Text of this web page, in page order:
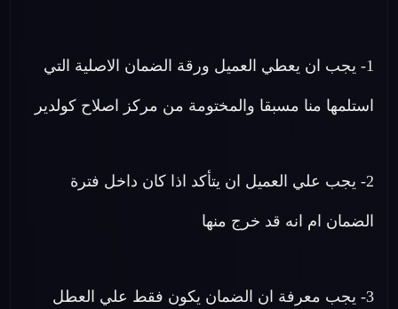
1- يجب ان يعطي العميل ورقة الضمان الاصلية التي
استلمها منا مسبقا والمختومة من مركز اصلاح كولدير
2- يجب علي العميل ان يتأكد اذا كان داخل فترة
الضمان ام انه قد خرج منها
3- يجب معرفة ان الضمان يكون فقط علي العطل